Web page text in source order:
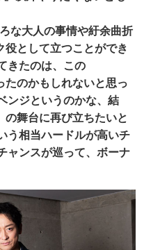
な大人の事情や紆余曲折
として立つことができ
きたのは、この
たのかもしれないと思っ
ンジというのかな、結
舞台に再び立ちたいと
う相当ハードルが高いチ
ャンスが巡って、ボーナ